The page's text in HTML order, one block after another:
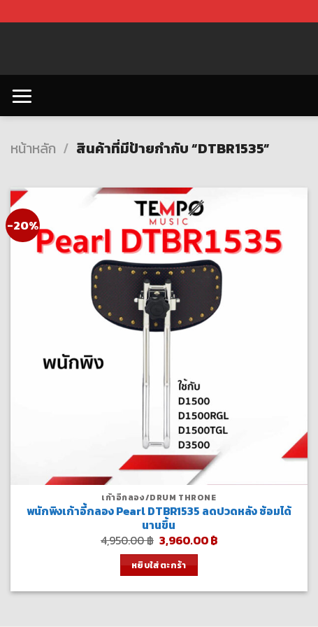
to
หน้าหลัก / สินค้าที่มีป้ายกำกับ “DTBR1535”
-20%
เก้าอี้กลอง/DRUM THRONE
พนักพิงเก้าอี้กลอง Pearl DTBR1535 ลดปวดหลัง ซ้อมได้
นานขึ้น
4,950.00฿ Original
price
was:
4,950.00 ฿.
3,960.00฿Current
หยิบใส่ตะกร้า